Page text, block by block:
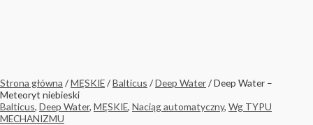
Strona główna /MĘSKIE/Balticus /Deep Water/ Deep Water –
Meteoryt niebieski
Balticus, Deep Water, MĘSKIE, Naciąg automatyczny, Wg TYPU
MECHANIZMU